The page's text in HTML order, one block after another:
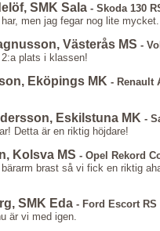
SMK Sala - Skoda 130
men jag fegar nog lite mycket.
Västerås MS -
plats i klassen!
Eköpings MK - Renault
Eskilstuna MK -
Detta är en riktig höjdare!
Kolsva MS - Opel Rekord
brast så vi fick en riktig
SMK Eda - Ford Escort RS
är vi med igen.